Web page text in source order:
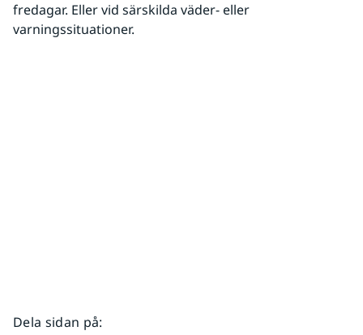
fredagar. Eller vid särskilda väder- eller
varningssituationer.
Dela sidan på: